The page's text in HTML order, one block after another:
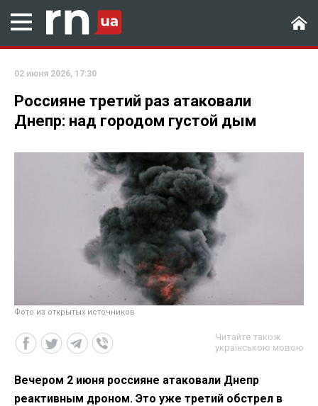
02 июня 2026, 17:30
Россияне третий раз атаковали
Днепр: над городом густой дым
Фото из открытых источников
Читайте також
українською мовою
Вечером 2 июня россияне атаковали Днепр
реактивным дроном. Это уже третий обстрел в